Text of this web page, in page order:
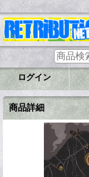
ログイン
商品詳細